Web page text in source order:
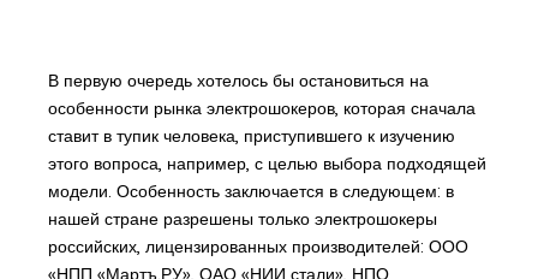
В первую очередь хотелось бы остановиться на
особенности рынка электрошокеров, которая сначала
ставит в тупик человека, приступившего к изучению
этого вопроса, например, с целью выбора подходящей
модели. Особенность заключается в следующем: в
нашей стране разрешены только электрошокеры
российских, лицензированных производителей: ООО
«НПП «Мартъ.РУ», ОАО «НИИ стали», НПО